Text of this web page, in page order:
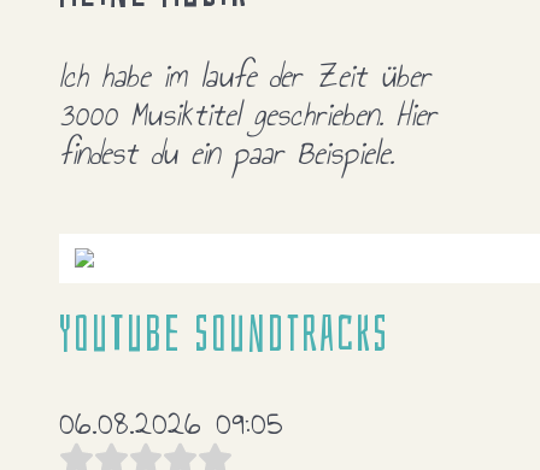
Ich habe im laufe der Zeit über
3000 Musiktitel geschrieben. Hier
findest du ein paar Beispiele.
YouTube soundtracks
06.08.2026 09:05